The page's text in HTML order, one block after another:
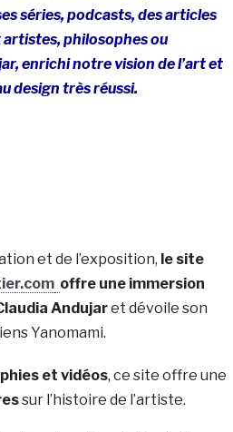
séries, podcasts, des articles
philosophes ou
enrichi notre vision de l’art et
design très réussi.
et de l’exposition, le site
offre une immersion
Andujaret dévoile son
Yanomami.
et vidéos, ce site offre une
sur l’histoire de l’artiste.